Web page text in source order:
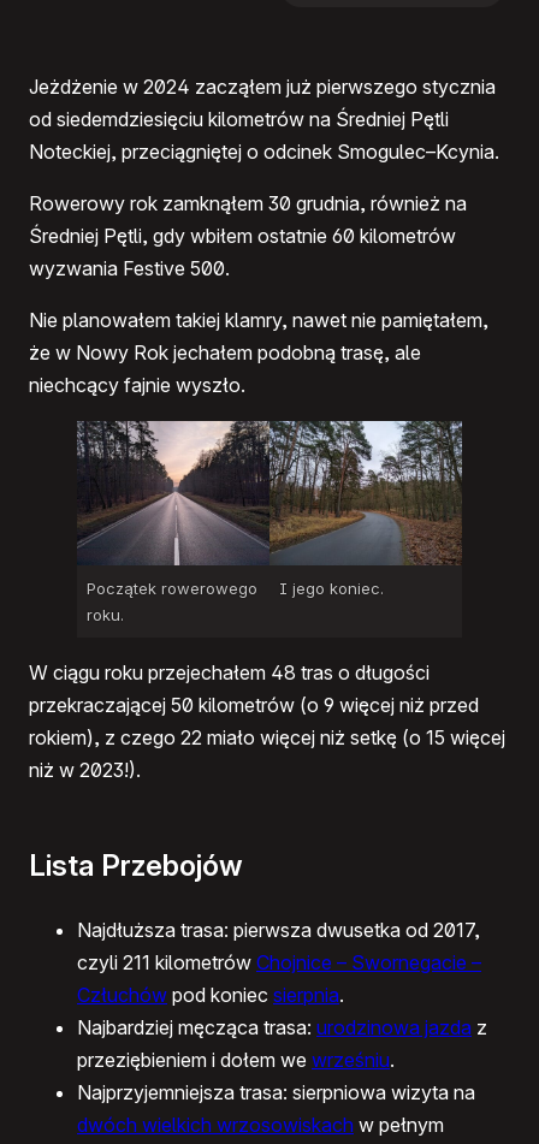
Jeżdżenie w 2024 zacząłem już pierwszego stycznia
od siedemdziesięciu kilometrów na Średniej Pętli
Noteckiej, przeciągniętej o odcinek Smogulec–Kcynia.
Rowerowy rok zamknąłem 30 grudnia, również na
Średniej Pętli, gdy wbiłem ostatnie 60 kilometrów
wyzwania Festive 500.
Nie planowałem takiej klamry, nawet nie pamiętałem,
że w Nowy Rok jechałem podobną trasę, ale
niechcący fajnie wyszło.
Początek rowerowego
roku.
I jego koniec.
W ciągu roku przejechałem 48 tras o długości
przekraczającej 50 kilometrów (o 9 więcej niż przed
rokiem), z czego 22 miało więcej niż setkę (o 15 więcej
niż w 2023!).
Lista Przebojów
Najdłuższa trasa: pierwsza dwusetka od 2017,
czyli 211 kilometrów Chojnice – Swornegacie –
Człuchów pod koniec sierpnia.
Najbardziej męcząca trasa: urodzinowa jazda z
przeziębieniem i dołem we wrześniu.
Najprzyjemniejsza trasa: sierpniowa wizyta na
dwóch wielkich wrzosowiskach w pełnym